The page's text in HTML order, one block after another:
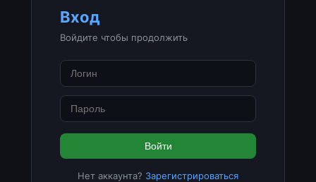
Вход
Войдите чтобы продолжить
Войти
Нет аккаунта? Зарегистрироваться